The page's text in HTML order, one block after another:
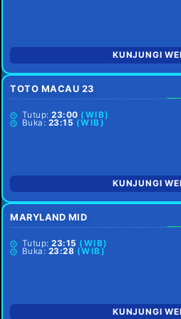
KUNJUNGI
TOTO MACAU 23
Tutup:23:00 (WIB)
Buka: 23:15 (WIB)
KUNJUNGI
MARYLAND MID
Tutup:23:15 (WIB)
Buka: 23:28 (WIB)
KUNJUNGI